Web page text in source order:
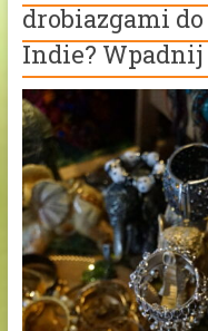
drobiazgami
Indie? Wpadnij